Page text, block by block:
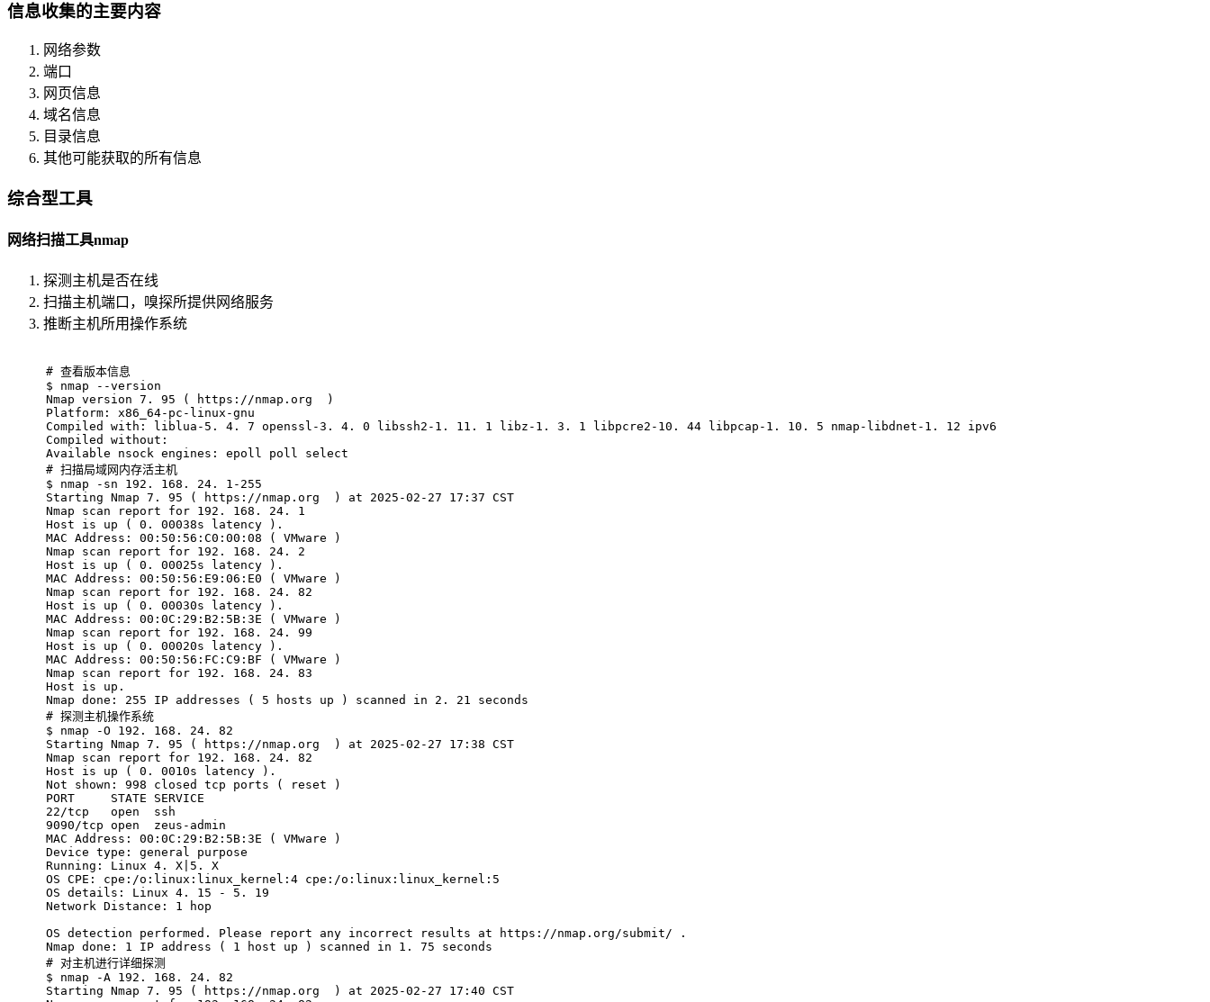
信息收集的主要内容
网络参数
端口
网页信息
域名信息
目录信息
其他可能获取的所有信息
综合型工具
网络扫描工具nmap
探测主机是否在线
扫描主机端口，嗅探所提供网络服务
推断主机所用操作系统
# 查看版本信息
$ nmap --version
Nmap version 7. 95 ( https://nmap.org  )
Platform: x86_64-pc-linux-gnu
Compiled with: liblua-5. 4. 7 openssl-3. 4. 0 libssh2-1. 11. 1 libz-1. 3. 1 libpcre2-10. 44 libpcap-1. 10. 5 nmap-libdnet-1. 12 ipv6
Compiled without:
Available nsock engines: epoll poll select
# 扫描局域网内存活主机
$ nmap -sn 192. 168. 24. 1-255
Starting Nmap 7. 95 ( https://nmap.org  ) at 2025-02-27 17:37 CST
Nmap scan report for 192. 168. 24. 1
Host is up ( 0. 00038s latency ).
MAC Address: 00:50:56:C0:00:08 ( VMware )
Nmap scan report for 192. 168. 24. 2
Host is up ( 0. 00025s latency ).
MAC Address: 00:50:56:E9:06:E0 ( VMware )
Nmap scan report for 192. 168. 24. 82
Host is up ( 0. 00030s latency ).
MAC Address: 00:0C:29:B2:5B:3E ( VMware )
Nmap scan report for 192. 168. 24. 99
Host is up ( 0. 00020s latency ).
MAC Address: 00:50:56:FC:C9:BF ( VMware )
Nmap scan report for 192. 168. 24. 83
Host is up.
Nmap done: 255 IP addresses ( 5 hosts up ) scanned in 2. 21 seconds
# 探测主机操作系统
$ nmap -O 192. 168. 24. 82
Starting Nmap 7. 95 ( https://nmap.org  ) at 2025-02-27 17:38 CST
Nmap scan report for 192. 168. 24. 82
Host is up ( 0. 0010s latency ).
Not shown: 998 closed tcp ports ( reset )
PORT     STATE SERVICE
22/tcp   open  ssh
9090/tcp open  zeus-admin
MAC Address: 00:0C:29:B2:5B:3E ( VMware )
Device type: general purpose
Running: Linux 4. X|5. X
OS CPE: cpe:/o:linux:linux_kernel:4 cpe:/o:linux:linux_kernel:5
OS details: Linux 4. 15 - 5. 19
Network Distance: 1 hop
OS detection performed. Please report any incorrect results at https://nmap.org/submit/ .
Nmap done: 1 IP address ( 1 host up ) scanned in 1. 75 seconds
# 对主机进行详细探测
$ nmap -A 192. 168. 24. 82
Starting Nmap 7. 95 ( https://nmap.org  ) at 2025-02-27 17:40 CST